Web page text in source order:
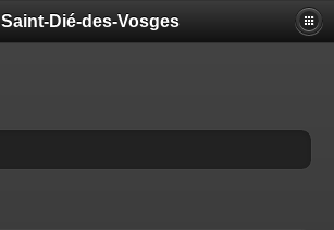
Saint-Dié-des-Vosges